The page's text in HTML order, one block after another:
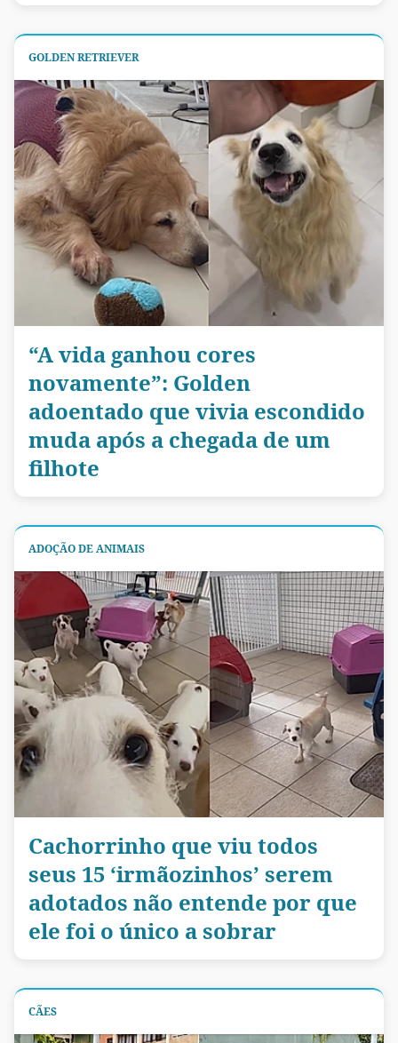
GOLDEN RETRIEVER
“A vida ganhou cores
novamente”: Golden
adoentado que vivia escondido
muda após a chegada de um
filhote
ADOÇÃO DE ANIMAIS
Cachorrinho que viu todos
seus 15 ‘irmãozinhos’ serem
adotados não entende por que
ele foi o único a sobrar
CÃES